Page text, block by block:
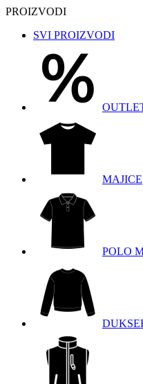
PROIZVODI
SVI PROIZVODI
MAJICE
POLO